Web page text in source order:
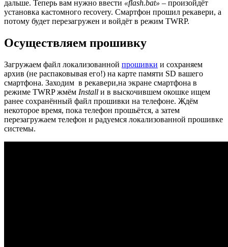
дальше. Теперь вам нужно ввести «flash.bat» – произойдёт
установка кастомного recovery. Смартфон прошил рекавери, а
потому будет перезагружен и войдёт в режим TWRP.
Осуществляем прошивку
Загружаем файл локализованной прошивки и сохраняем
архив (не распаковывая его!) на карте памяти SD вашего
смартфона. Заходим в рекавери,на экране смартфона в
режиме TWRP жмём Install и в выскочившем окошке ищем
ранее сохранённый файл прошивки на телефоне. Ждём
некоторое время, пока телефон прошьётся, а затем
перезагружаем телефон и радуемся локализованной прошивке
системы.